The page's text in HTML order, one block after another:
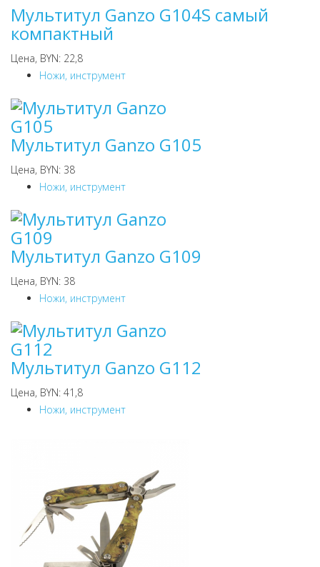
Мультитул Ganzo G104S самый
компактный
Цена, BYN: 22,8
Ножи, инструмент
Мультитул Ganzo G105
Цена, BYN: 38
Ножи, инструмент
Мультитул Ganzo G109
Цена, BYN: 38
Ножи, инструмент
Мультитул Ganzo G112
Цена, BYN: 41,8
Ножи, инструмент